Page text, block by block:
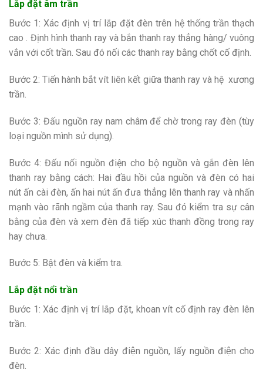
Lắp đặt âm trần
Bước 1: Xác định vị trí lắp đặt đèn trên hệ thống trần thạch
cao . Định hình thanh ray và bắn thanh ray thẳng hàng/ vuông
vắn với cốt trần. Sau đó nối các thanh ray bằng chốt cố định.
Bước 2: Tiến hành bắt vít liên kết giữa thanh ray và hệ xương
trần.
Bước 3: Đấu nguồn ray nam châm để chờ trong ray đèn (tùy
loại nguồn mình sử dụng).
Bước 4: Đấu nối nguồn điện cho bộ nguồn và gắn đèn lên
thanh ray bằng cách: Hai đầu hồi của nguồn và đèn có hai
nút ấn cài đèn, ấn hai nút ấn đưa thẳng lên thanh ray và nhấn
mạnh vào rãnh ngầm của thanh ray. Sau đó kiểm tra sự cân
bằng của đèn và xem đèn đã tiếp xúc thanh đồng trong ray
hay chưa.
Bước 5: Bật đèn và kiểm tra.
Lắp đặt nổi trần
Bước 1: Xác định vị trí lắp đặt, khoan vít cố định ray đèn lên
trần.
Bước 2: Xác định đầu dây điện nguồn, lấy nguồn điện cho
đèn.